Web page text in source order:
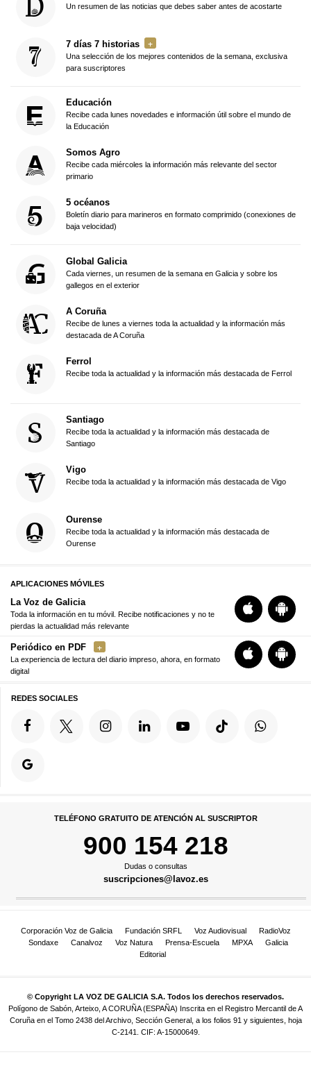
Un resumen de las noticias que debes saber antes de acostarte
7 días 7 historias
Una selección de los mejores contenidos de la semana, exclusiva
para suscriptores
Educación
Recibe cada lunes novedades e información útil sobre el mundo de
la Educación
Somos Agro
Recibe cada miércoles la información más relevante del sector
primario
5 océanos
Boletín diario para marineros en formato comprimido (conexiones de
baja velocidad)
Global Galicia
Cada viernes, un resumen de la semana en Galicia y sobre los
gallegos en el exterior
A Coruña
Recibe de lunes a viernes toda la actualidad y la información más
destacada de A Coruña
Ferrol
Recibe toda la actualidad y la información más destacada de Ferrol
Santiago
Recibe toda la actualidad y la información más destacada de
Santiago
Vigo
Recibe toda la actualidad y la información más destacada de Vigo
Ourense
Recibe toda la actualidad y la información más destacada de
Ourense
APLICACIONES MÓVILES
La Voz de Galicia
Toda la información en tu móvil. Recibe notificaciones y no te
pierdas la actualidad más relevante
Periódico en PDF
La experiencia de lectura del diario impreso, ahora, en formato
digital
REDES SOCIALES
TELÉFONO GRATUITO DE ATENCIÓN AL SUSCRIPTOR
900 154 218
Dudas o consultas
suscripciones@lavoz.es
Corporación Voz de Galicia Fundación SRFL Voz Audiovisual
RadioVoz
Sondaxe
Canalvoz Voz Natura Prensa-Escuela MPXA
Galicia
Editorial
© Copyright LA VOZ DE GALICIA S.A. Todos los derechos reservados.
Polígono de Sabón, Arteixo, A CORUÑA (ESPAÑA) Inscrita en el Registro Mercantil de A
Coruña en el Tomo 2438 del Archivo, Sección General, a los folios 91 y siguientes, hoja
C-2141. CIF: A-15000649.